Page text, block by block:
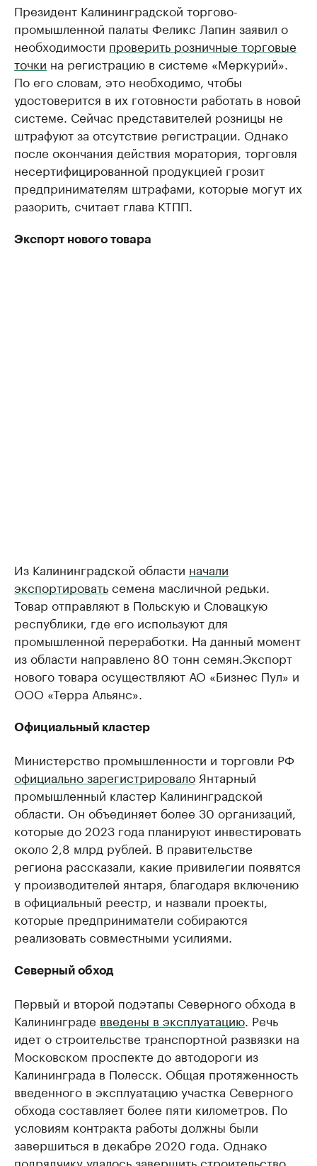
Президент Калининградской торгово-
промышленной палаты Феликс Лапин заявил о
необходимости проверить розничные торговые
точки на регистрацию в системе «Меркурий».
По его словам, это необходимо, чтобы
удостоверится в их готовности работать в новой
системе. Сейчас представителей розницы не
штрафуют за отсутствие регистрации. Однако
после окончания действия моратория, торговля
несертифицированной продукцией грозит
предпринимателям штрафами, которые могут их
разорить, считает глава КТПП.
Экспорт нового товара
Из Калининградской области начали
экспортироватьсемена масличной редьки.
Товар отправляют в Польскую и Словацкую
республики, где его используют для
промышленной переработки. На данный момент
из области направлено 80 тонн семян.Экспорт
нового товара осуществляют АО «Бизнес Пул» и
ООО «Терра Альянс».
Официальный кластер
Министерство промышленности и торговли РФ
официально зарегистрировало Янтарный
промышленный кластер Калининградской
области. Он объединяет более 30 организаций,
которые до 2023 года планируют инвестировать
около 2,8 млрд рублей. В правительстве
региона рассказали, какие привилегии появятся
у производителей янтаря, благодаря включению
в официальный реестр, и назвали проекты,
которые предприниматели собираются
реализовать совместными усилиями.
Северный обход
Первый и второй подэтапы Северного обхода в
Калининграде введены в эксплуатацию . Речь
идет о строительстве транспортной развязки на
Московском проспекте до автодороги из
Калининграда в Полесск. Общая протяженность
введенного в эксплуатацию участка Северного
обхода составляет более пяти километров. По
условиям контракта работы должны были
завершиться в декабре 2020 года. Однако
подрядчику удалось завершить строительство